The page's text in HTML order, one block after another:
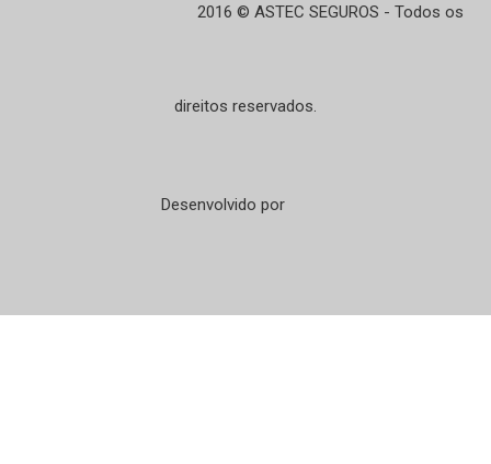
2016 © ASTEC SEGUROS - Todos os
direitos reservados.
Desenvolvido por